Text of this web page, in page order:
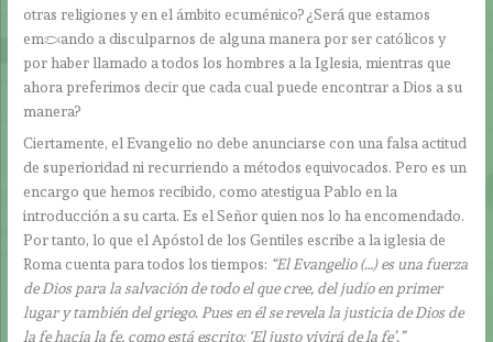
otras religiones y en el ámbito ecuménico? ¿Será que estamos
empezando a disculparnos de alguna manera por ser católicos y
por haber llamado a todos los hombres a la Iglesia, mientras que
ahora preferimos decir que cada cual puede encontrar a Dios a su
manera?
Ciertamente, el Evangelio no debe anunciarse con una falsa actitud
de superioridad ni recurriendo a métodos equivocados. Pero es un
encargo que hemos recibido, como atestigua Pablo en la
introducción a su carta. Es el Señor quien nos lo ha encomendado.
Por tanto, lo que el Apóstol de los Gentiles escribe a la iglesia de
Roma cuenta para todos los tiempos: “El Evangelio (…) es una fuerza
de Dios para la salvación de todo el que cree, del judío en primer
lugar y también del griego. Pues en él se revela la justicia de Dios de
la fe hacia la fe, como está escrito: ‘El justo vivirá de la fe’.”